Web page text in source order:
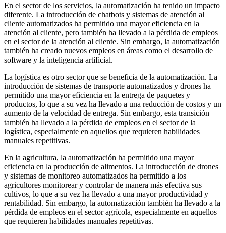
En el sector de los servicios, la automatización ha tenido un impacto
diferente. La introducción de chatbots y sistemas de atención al
cliente automatizados ha permitido una mayor eficiencia en la
atención al cliente, pero también ha llevado a la pérdida de empleos
en el sector de la atención al cliente. Sin embargo, la automatización
también ha creado nuevos empleos en áreas como el desarrollo de
software y la inteligencia artificial.
La logística es otro sector que se beneficia de la automatización. La
introducción de sistemas de transporte automatizados y drones ha
permitido una mayor eficiencia en la entrega de paquetes y
productos, lo que a su vez ha llevado a una reducción de costos y un
aumento de la velocidad de entrega. Sin embargo, esta transición
también ha llevado a la pérdida de empleos en el sector de la
logística, especialmente en aquellos que requieren habilidades
manuales repetitivas.
En la agricultura, la automatización ha permitido una mayor
eficiencia en la producción de alimentos. La introducción de drones
y sistemas de monitoreo automatizados ha permitido a los
agricultores monitorear y controlar de manera más efectiva sus
cultivos, lo que a su vez ha llevado a una mayor productividad y
rentabilidad. Sin embargo, la automatización también ha llevado a la
pérdida de empleos en el sector agrícola, especialmente en aquellos
que requieren habilidades manuales repetitivas.